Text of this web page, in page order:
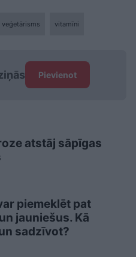
veģetārisms vitamīni
Pievienot
atstāj sāpīgas
piemeklēt pat
jauniešus. Kā
sadzīvot?